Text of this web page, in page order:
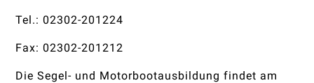
Tel.: 02302-201224
Fax: 02302-201212
Die Segel- und Motorbootausbildung findet am